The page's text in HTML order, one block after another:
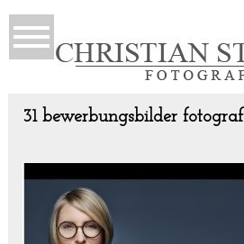
31 bewerbungsbilder fotograf